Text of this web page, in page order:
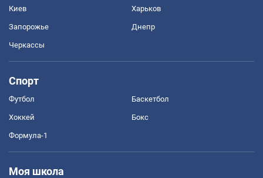
Киев Харьков
Запорожье Днепр
Черкассы
Спорт
Футбол Баскетбол
Хоккей Бокс
Формула-1
Моя школа